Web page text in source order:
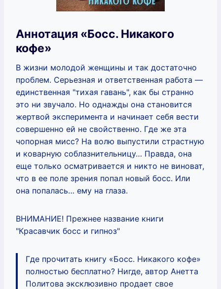
Аннотация «Босс. Никакого
кофе»
В жизни молодой женщины и так достаточно
проблем. Серьезная и ответственная работа —
единственная "тихая гавань", как бы странно
это ни звучало. Но однажды она становится
жертвой эксперимента и начинает себя вести
совершенно ей не свойственно. Где же эта
чопорная мисс? На волю выпустили страстную
и коварную соблазнительницу… Правда, она
еще только осматривается и никто не виноват,
что в ее поле зрения попал новый босс. Или
она попалась… ему на глаза.
ВНИМАНИЕ! Прежнее название книги
"Красавчик босс и гипноз"
Где прочитать книгу «Босс. Никакого кофе»
полностью бесплатно? Нигде, автор Анетта
Политова эксклюзивно продает свое